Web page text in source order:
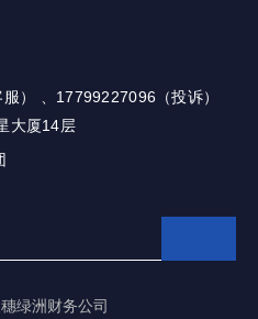
） 、17799227096（投诉）
大厦14层
绿洲财务公司